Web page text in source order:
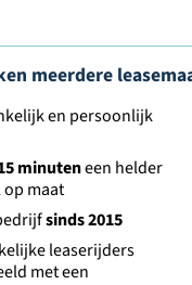
meerdere
en persoonlijk
minuteneen helder
maat
sinds 2015
leaserijders
met een